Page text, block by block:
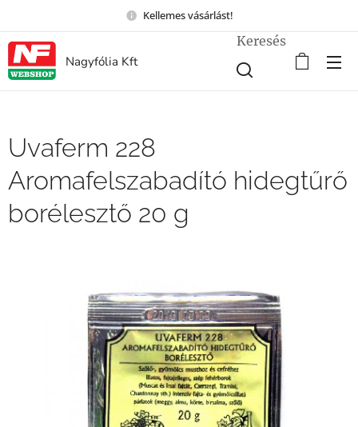
Kellemes vásárlást!
Nagyfólia Kft
Keresés
Uvaferm 228
Aromafelszabadító hidegtűrő
borélesztő 20 g